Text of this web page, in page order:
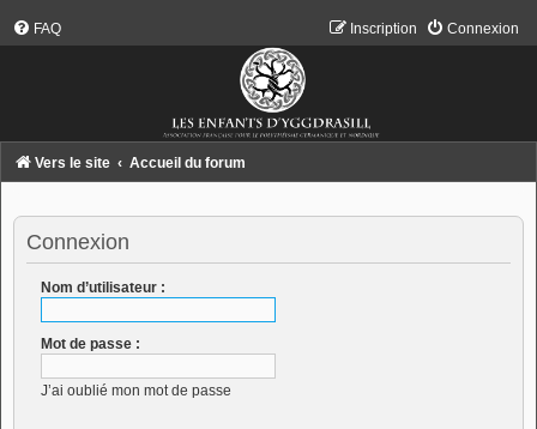
FAQ Connexion
Inscription
Vers le site Accueil du forum
Connexion
Nom d’utilisateur :
Mot de passe :
J’ai oublié mon mot de passe